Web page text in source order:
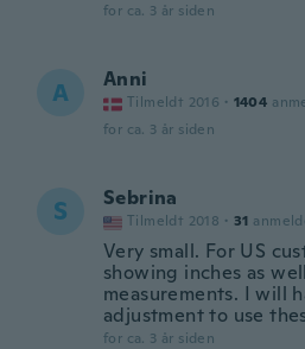
for ca. 3 år siden
A Anni
Tilmeldt 2016 · 1404
for ca. 3 år siden
S Sebrina
Tilmeldt 2018 · 31
Very small. For US
showing inches as
measurements. I will
adjustment to use
for ca. 3 år siden